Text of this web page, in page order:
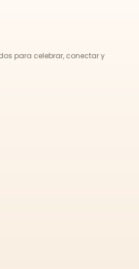
para celebrar, conectar y